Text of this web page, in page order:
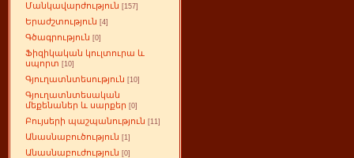
Մանկավարժություն [157]
Երաժշտություն [4]
Գծագրություն [0]
Ֆիզիկական կուլտուրա և
սպորտ [10]
Գյուղատնտեսություն [10]
Գյուղատնտեսական
մեքենաներ և սարքեր [0]
Բույսերի պաշպանություն [11]
Անասնաբուծություն [1]
Անասնաբուժություն [0]